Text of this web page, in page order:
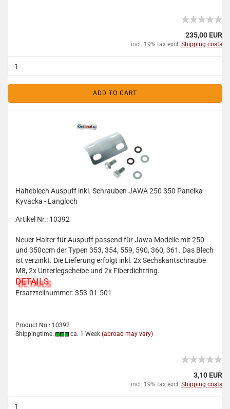
235,00 EUR
incl. 19% tax excl. Shipping costs
ADD TO CART
Halteblech Auspuff inkl. Schrauben JAWA 250 350 Panelka
Kyvacka - Langloch
Artikel Nr.: 10392
Neuer Halter für Auspuff passend für Jawa Modelle mit 250
und 350ccm der Typen 353, 354, 559, 590, 360, 361. Das Blech
ist verzinkt. Die Lieferung erfolgt inkl. 2x Sechskantschraube
M8, 2x Unterlegscheibe und 2x Fiberdichtring.
DETAILS
Ersatzteilnummer: 353-01-501
Product No.: 10392
Shippingtime:
ca. 1 Week (abroad may vary)
3,10 EUR
incl. 19% tax excl. Shipping costs